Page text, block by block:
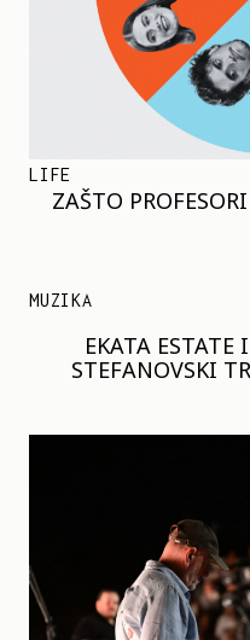
LIFE
ZAŠTO
MUZIKA
EKATA ESTATE
STEFANOVSKI